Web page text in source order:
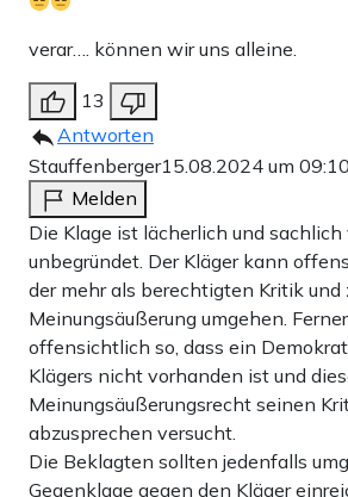
verar…. können wir uns alleine.
13
Antworten
Stauffenberger15.08.2024 um
Melden
Die Klage ist lächerlich und sachlich
unbegründet. Der Kläger kann
der mehr als berechtigten Kritik und
Meinungsäußerung umgehen.
offensichtlich so, dass ein
Klägers nicht vorhanden ist und
Meinungsäußerungsrecht seinen
abzusprechen versucht.
Die Beklagten sollten jedenfalls
Gegenklage gegen den Kläger